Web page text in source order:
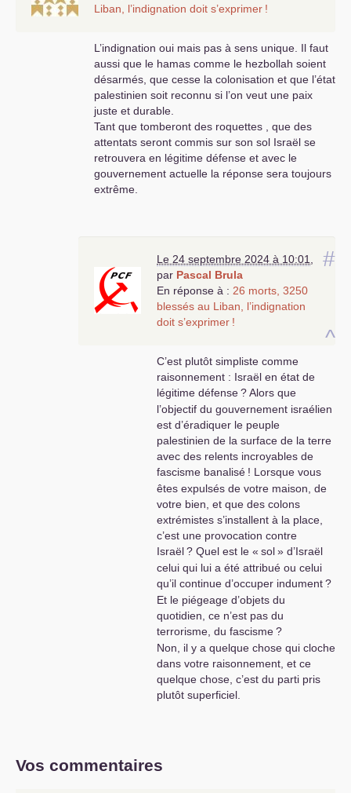
Liban, l’indignation doit s’exprimer !
L’indignation oui mais pas à sens unique. Il faut
aussi que le hamas comme le hezbollah soient
désarmés, que cesse la colonisation et que l’état
palestinien soit reconnu si l’on veut une paix
juste et durable.
Tant que tomberont des roquettes , que des
attentats seront commis sur son sol Israël se
retrouvera en légitime défense et avec le
gouvernement actuelle la réponse sera toujours
extrême.
#
^
Le 24 septembre 2024 à 10:01
par Pascal Brula
En réponse à : 26 morts, 3250
blessés au Liban, l’indignation
doit s’exprimer !
C’est plutôt simpliste comme
raisonnement : Israël en état de
légitime défense? Alors que
l’objectif du gouvernement israélien
est d’éradiquer le peuple
palestinien de la surface de la terre
avec des relents incroyables de
fascisme banalisé ! Lorsque vous
êtes expulsés de votre maison, de
votre bien, et que des colons
extrémistes s’installent à la place,
c’est une provocation contre
Israël? Quel est le « sol» d’Israël
celui qui lui a été attribué ou celui
qu’il continue d’occuper indument?
Et le piégeage d’objets du
quotidien, ce n’est pas du
terrorisme, du fascisme?
Non, il y a quelque chose qui cloche
dans votre raisonnement, et ce
quelque chose, c’est du parti pris
plutôt superficiel.
Vos commentaires